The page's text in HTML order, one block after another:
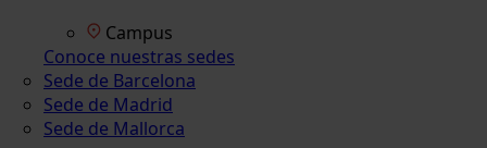
Campus
Conoce nuestras sedes
Sede de Barcelona
Sede de Madrid
Sede de Mallorca